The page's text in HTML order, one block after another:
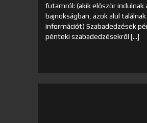
futamról: (akik először indulnak
bajnokságban, azok alul
információt) Szabadedzések
pénteki szabadedzésekről […]